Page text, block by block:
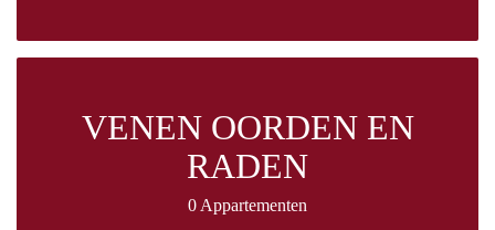
VENEN OORDEN EN
RADEN
0 Appartementen